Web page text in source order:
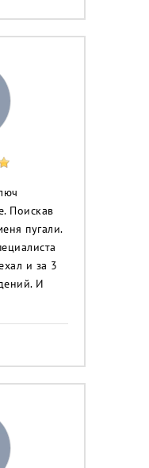
Поискав
пугали.
и за 3
И